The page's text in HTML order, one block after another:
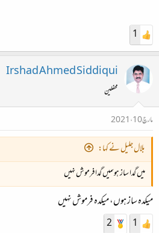
1
Irshad Ahmed Siddiqui
محفلین
مارچ 10، 2021
بلال جلیل نے کہا:
میں گدا ساز ہوںمیں گدا فرموش نہیں
میکدہ ساز ہوں، میکدہ فرموش نہیں
1
2